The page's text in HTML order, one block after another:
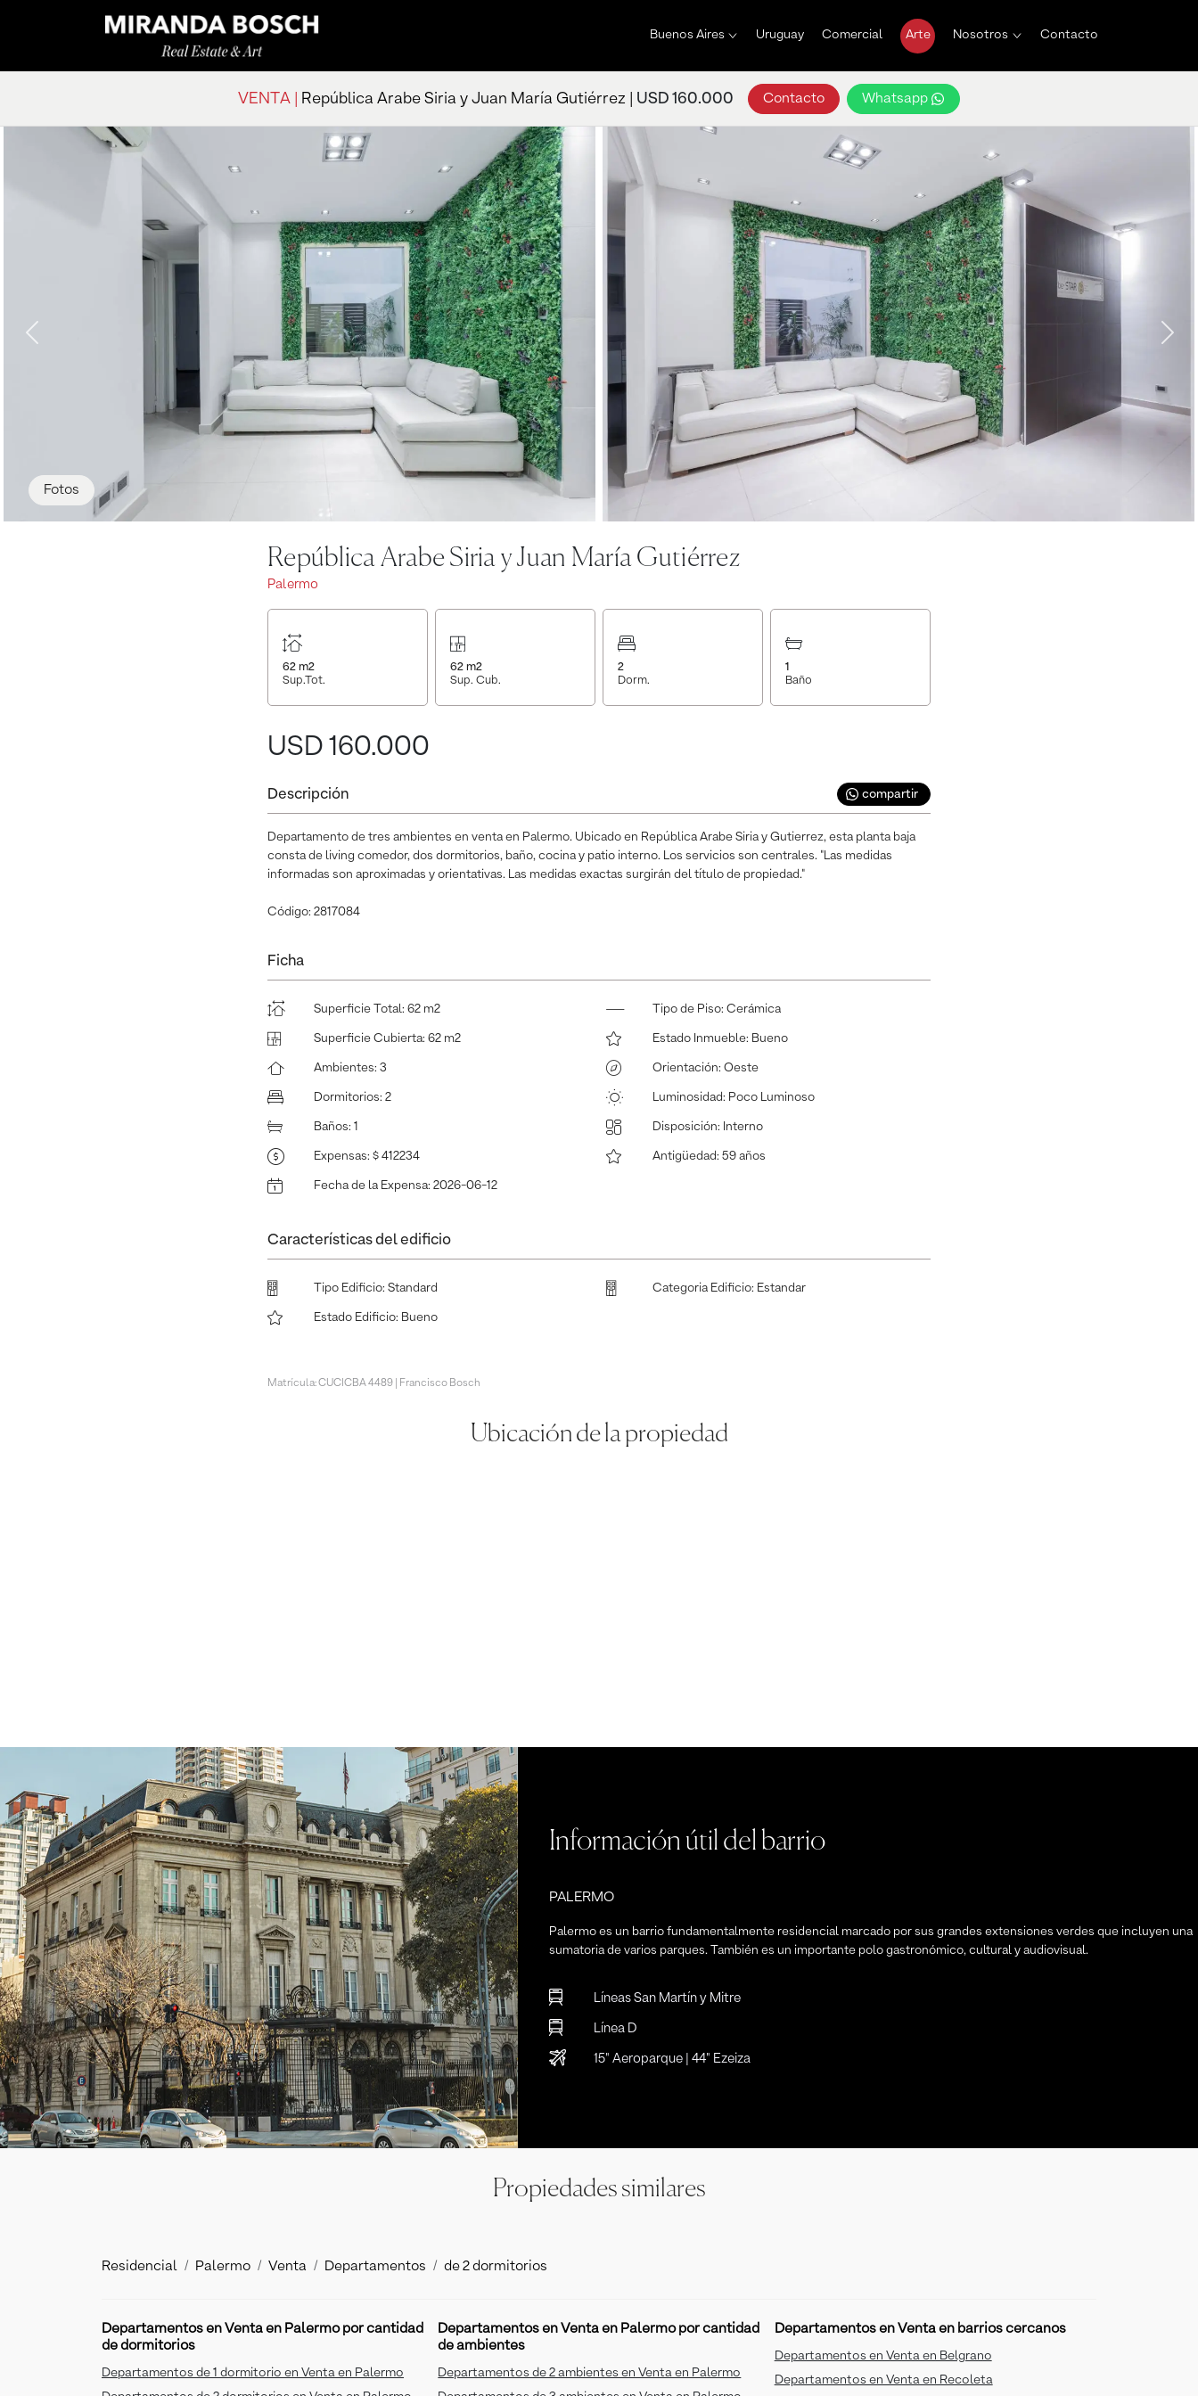
Buenos Aires Uruguay Comercial Arte Nosotros Contacto
VENTA | República Arabe Siria y Juan María Gutiérrez | USD 160.000 Contacto Whatsapp
Fotos
República Arabe Siria y Juan María Gutiérrez
Palermo
62 m2
Sup.Tot.
62 m2
Sup. Cub.
2
Dorm.
1
Baño
USD 160.000
Descripción compartir
Departamento de tres ambientes en venta en Palermo. Ubicado en República Arabe Siria y Gutierrez, esta planta baja
consta de living comedor, dos dormitorios, baño, cocina y patio interno. Los servicios son centrales. "Las medidas
informadas son aproximadas y orientativas. Las medidas exactas surgirán del título de propiedad."
Código: 2817084
Ficha
Superficie Total : 62 m2
Superficie Cubierta: 62 m2
Ambientes: 3
Dormitorios: 2
Baños: 1
Expensas: $ 412234
Fecha de la Expensa: 2026-06-12
Tipo de Piso: Cerámica
Estado Inmueble: Bueno
Orientación: Oeste
Luminosidad: Poco Luminoso
Disposición: Interno
Antigüedad: 59 años
Características del edificio
Tipo Edificio: Standard
Estado Edificio: Bueno
Categoria Edificio: Estandar
Matrícula: CUCICBA 4489 | Francisco Bosch
Ubicación de la propiedad
Información útil del barrio
PALERMO
Palermo es un barrio fundamentalmente residencial marcado por sus grandes extensiones verdes que incluyen una
sumatoria de varios parques. También es un importante polo gastronómico, cultural y audiovisual.
Líneas San Martín y Mitre
Línea D
15" Aeroparque | 44" Ezeiza
Propiedades similares
Residencial Palermo Venta Departamentos de 2 dormitorios
Departamentos en Venta en Palermo por cantidad
de dormitorios
Departamentos de 1 dormitorio en Venta en Palermo
Departamentos en Venta en Palermo por cantidad
de ambientes
Departamentos de 2 ambientes en Venta en Palermo
Departamentos en Venta en barrios cercanos
Departamentos en Venta en Belgrano
Departamentos en Venta en Recoleta